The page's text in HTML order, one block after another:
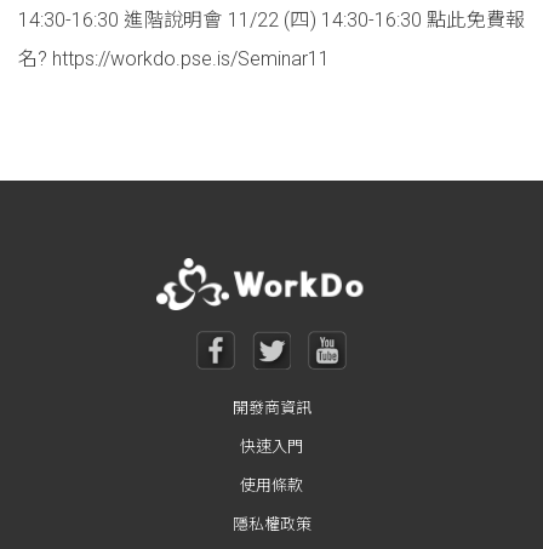
14:30-16:30 進階說明會 11/22 (四) 14:30-16:30 點此免費報
名? https://workdo.pse.is/Seminar11
Posts navigation
開發商資訊
快速入門
使用條款
隱私權政策